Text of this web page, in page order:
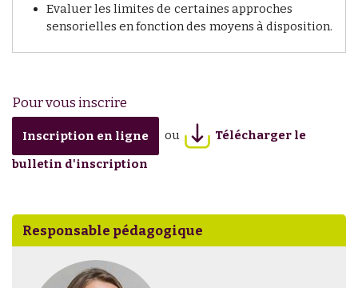
Evaluer les limites de certaines approches
sensorielles en fonction des moyens à disposition.
Pour vous inscrire
Inscription en ligne ou Télécharger le
bulletin d'inscription
Responsable pédagogique